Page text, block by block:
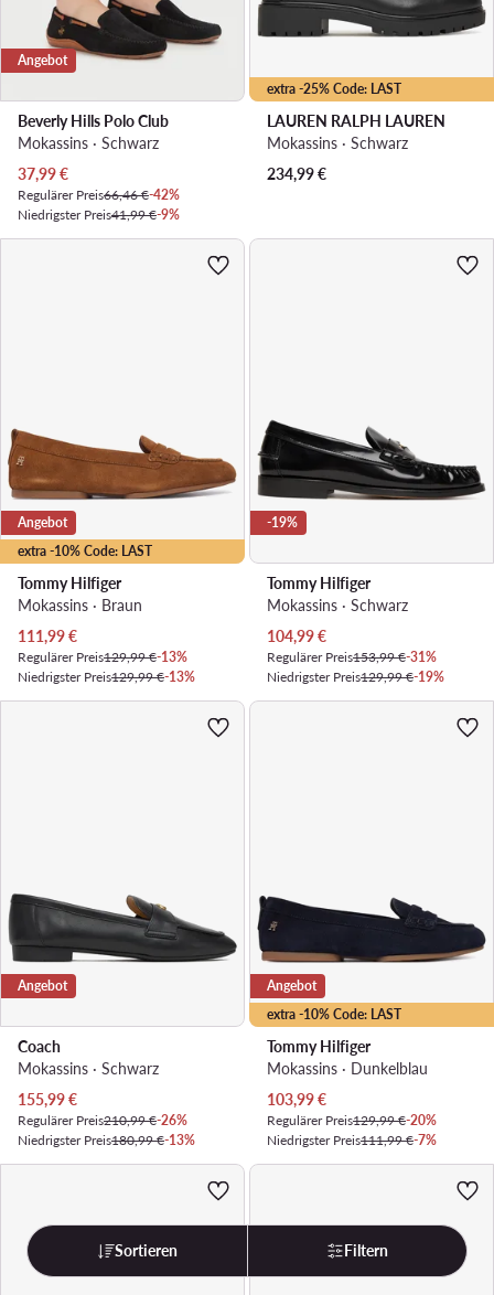
Angebot
Beverly Hills Polo Club
Mokassins · Schwarz
Aktueller Preis
37,99€
Regulärer Preis66,46 €-42%
Niedrigster Preis41,99 €-9%
extra -25% Code: LAST
LAUREN RALPH LAUREN
Mokassins · Schwarz
234,99€
extra -10% Code: LAST
Angebot
Tommy Hilfiger
Mokassins · Braun
Aktueller Preis
111,99€
Regulärer Preis129,99 €-13%
Niedrigster Preis129,99 €-13%
-19%
Tommy Hilfiger
Mokassins · Schwarz
Aktueller Preis
104,99€
Regulärer Preis153,99 €-31%
Niedrigster Preis129,99 €-19%
Angebot
Coach
Mokassins · Schwarz
Aktueller Preis
155,99€
Regulärer Preis210,99 €-26%
Niedrigster Preis180,99 €-13%
extra -10% Code: LAST
Angebot
Tommy Hilfiger
Mokassins · Dunkelblau
Aktueller Preis
103,99€
Regulärer Preis129,99 €-20%
Niedrigster Preis111,99 €-7%
Sortieren Filtern